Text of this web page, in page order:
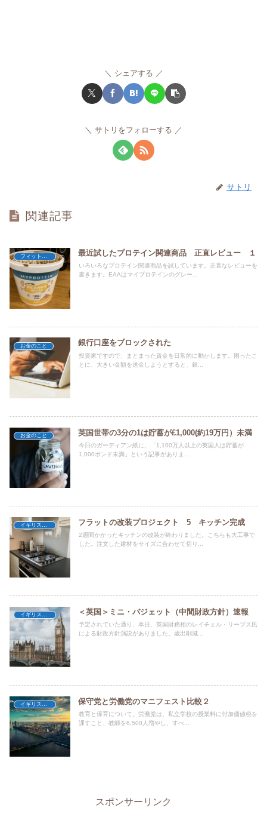
シェアする
サトリをフォローする
サトリ
関連記事
最近試したプロテイン関連商品 正直レビュー １
いろいろなプロテイン関連商品を試しています。正直なレビューを
書きます。EAAはマイプロテインのグレー...
お金のこと 銀行口座をブロックされた
投資家ですので、まとまった資金を日常的に動かします。困ったこ
とに、大きい金額を送金しようとすると、銀...
お金のこと 英国世帯の3分の1は貯蓄が£1,000(約19万円）未満
今日のガーディアン紙に、「1,100万人以上の英国人は貯蓄が
1,000ポンド未満」という記事がありま...
フラットの改装プロジェクト 5 キッチン完成
2週間かかったキッチンの改装が終わりました。こちらも大工事で
した。注文した建材をサイズに合わせて切り...
＜英国＞ミニ・バジェット（中間財政方針）速報
予定されていた通り、本日、英国財務相のレイチェル・リーブス氏
による財政方針演説がありました。歳出削減...
イギリス暮らし 保守党と労働党のマニフェスト比較２
教育と保育について。労働党は、私立学校の授業料に付加価値税を
課すこと、教師を6,500人増やし、すべ...
スポンサーリンク